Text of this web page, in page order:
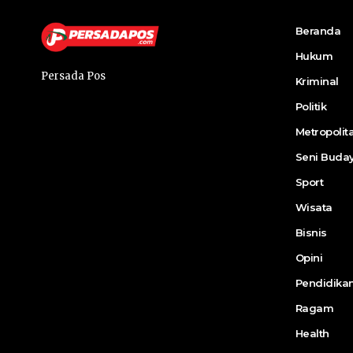
Persada Pos
Beranda
Hukum
Kriminal
Politik
Seni
Sport
Wisata
Bisnis
Opini
Ragam
Health